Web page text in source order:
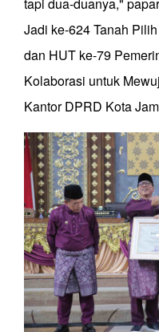
tapi dua-duanya,"
Jadi ke-624 Tanah
dan HUT ke-79
Kolaborasi untuk
Kantor DPRD Kota